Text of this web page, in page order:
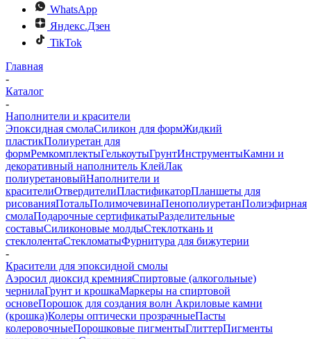
WhatsApp
Яндекс.Дзен
TikTok
Главная
-
Каталог
-
Наполнители и красители
Эпоксидная смолаСиликон для формЖидкий
пластикПолиуретан для
формРемкомплектыГелькоутыГрунтИнструментыКамни и
декоративный наполнитель КлейЛак
полиуретановыйНаполнители и
красителиОтвердителиПластификаторПланшеты для
рисованияПотальПолимочевинаПенополиуретанПолиэфирная
смолаПодарочные сертификатыРазделительные
составыСиликоновые молдыСтеклоткань и
стеклолентаСтекломатыФурнитура для бижутерии
-
Красители для эпоксидной смолы
Аэросил диоксид кремнияСпиртовые (алкогольные)
чернилаГрунт и крошкаМаркеры на спиртовой
основеПорошок для создания волн Акриловые камни
(крошка)Колеры оптически прозрачныеПасты
колеровочныеПорошковые пигментыГлиттерПигменты